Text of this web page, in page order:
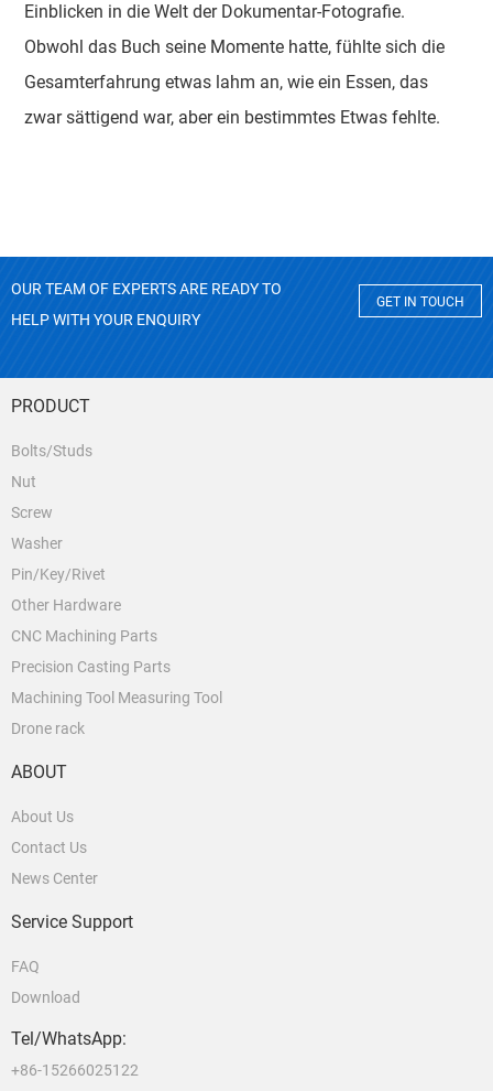
Einblicken in die Welt der Dokumentar-Fotografie.
Obwohl das Buch seine Momente hatte, fühlte sich die
Gesamterfahrung etwas lahm an, wie ein Essen, das
zwar sättigend war, aber ein bestimmtes Etwas fehlte.
OUR TEAM OF EXPERTS ARE READY TO
HELP WITH YOUR ENQUIRY
GET IN TOUCH
PRODUCT
Bolts/Studs
Nut
Screw
Washer
Pin/Key/Rivet
Other Hardware
CNC Machining Parts
Precision Casting Parts
Machining Tool Measuring Tool
Drone rack
ABOUT
About Us
Contact Us
News Center
Service Support
FAQ
Download
Tel/WhatsApp:
+86-15266025122